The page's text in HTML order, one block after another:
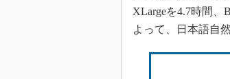
XLargeを4.7時間、
よって、日本語自